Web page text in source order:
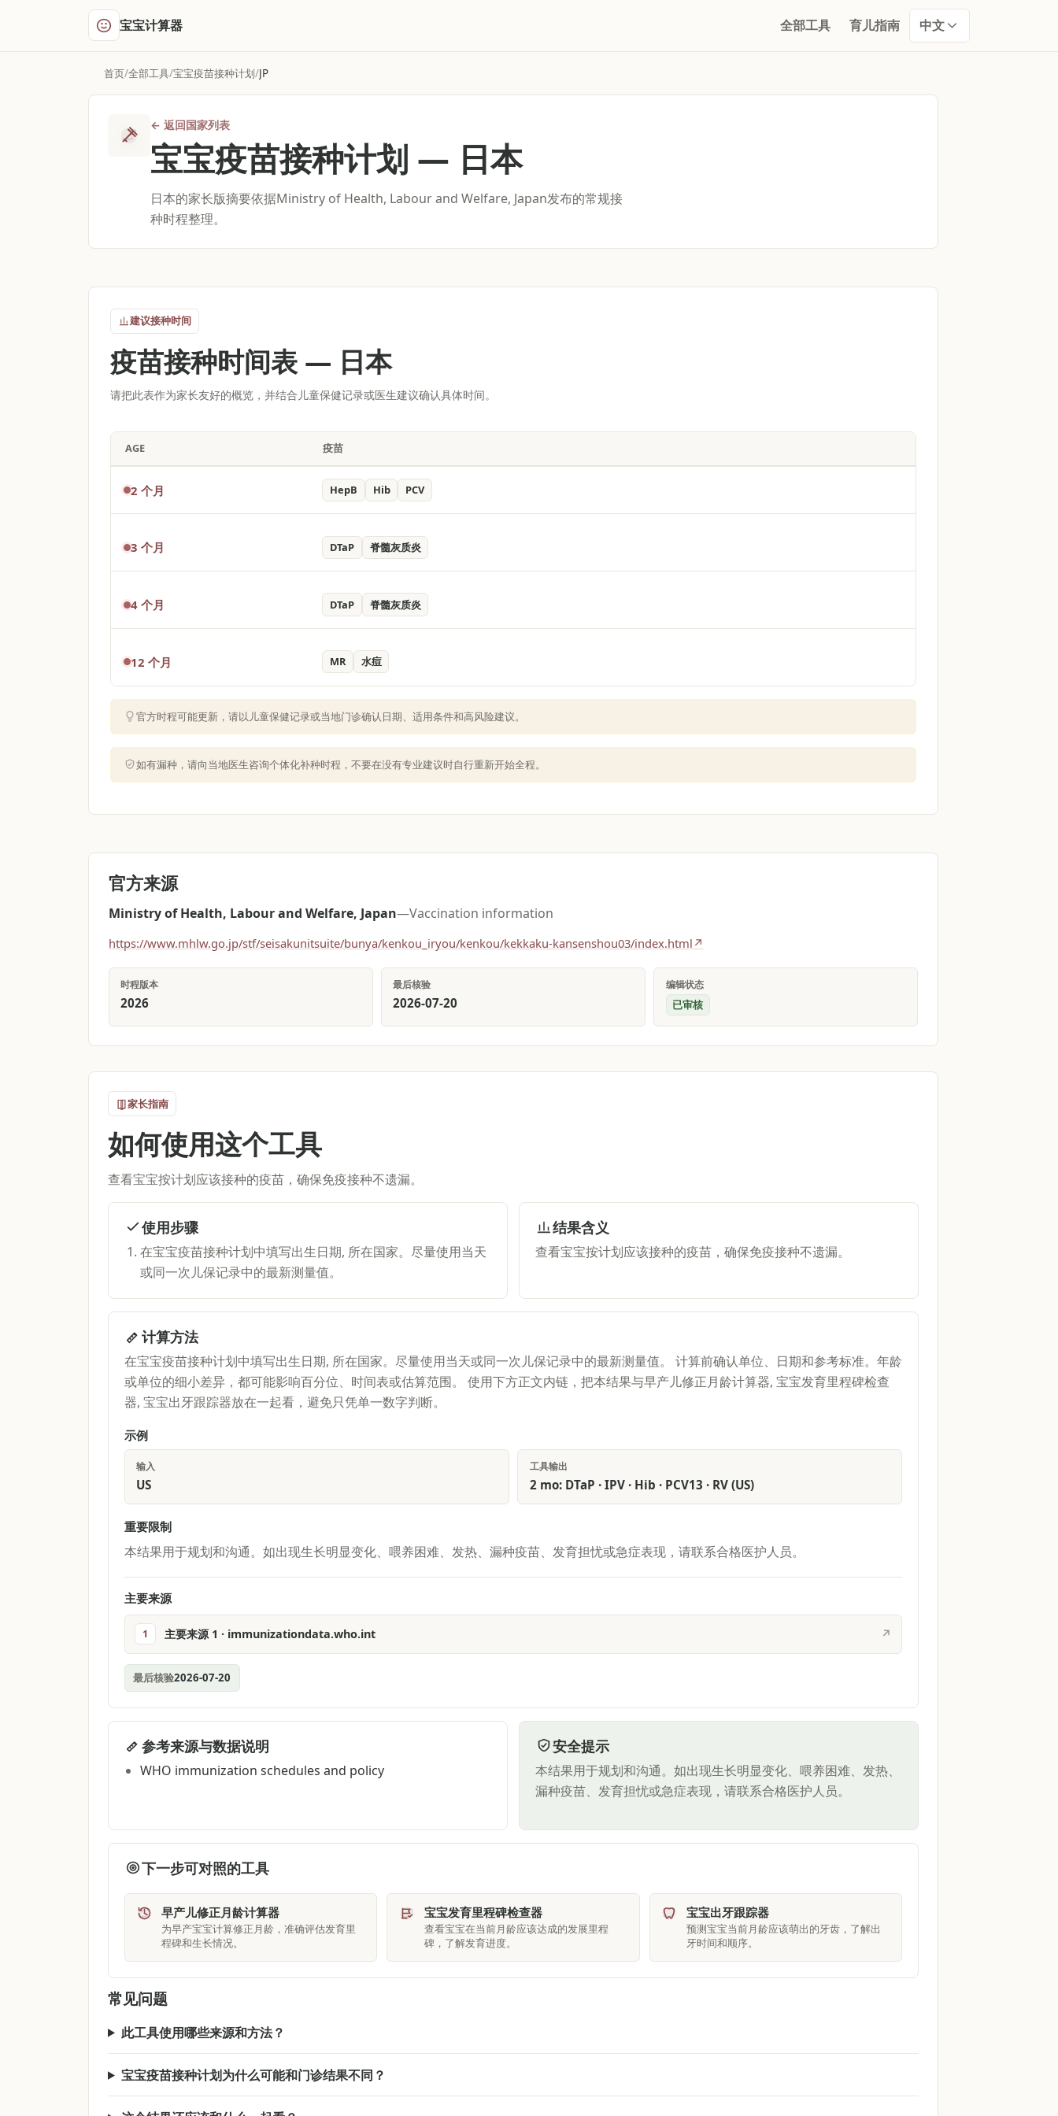
宝宝计算器 全部工具 育儿指南 中文
首页 全部工具 宝宝疫苗接种计划 JP
← 返回国家列表
宝宝疫苗接种计划 — 日本
日本的家长版摘要依据Ministry of Health, Labour and Welfare, Japan发布的常规接
种时程整理。
建议接种时间
疫苗接种时间表 — 日本
请把此表作为家长友好的概览，并结合儿童保健记录或医生建议确认具体时间。
AGE 疫苗
2 个月 HepB Hib PCV
3 个月 DTaP 脊髓灰质炎
4 个月 DTaP 脊髓灰质炎
12 个月 MR 水痘
官方时程可能更新，请以儿童保健记录或当地门诊确认日期、适用条件和高风险建议。
如有漏种，请向当地医生咨询个体化补种时程，不要在没有专业建议时自行重新开始全程。
官方来源
Ministry of Health, Labour and Welfare, Japan—Vaccination information
https://www.mhlw.go.jp/stf/seisakunitsuite/bunya/kenkou_iryou/kenkou/kekkaku-kansenshou03/index.html ↗
时程版本
2026
最后核验
2026-07-20
编辑状态
已审核
家长指南
如何使用这个工具
查看宝宝按计划应该接种的疫苗，确保免疫接种不遗漏。
使用步骤
在宝宝疫苗接种计划中填写出生日期, 所在国家。尽量使用当天
或同一次儿保记录中的最新测量值。
结果含义
查看宝宝按计划应该接种的疫苗，确保免疫接种不遗漏。
计算方法
在宝宝疫苗接种计划中填写出生日期, 所在国家。尽量使用当天或同一次儿保记录中的最新测量值。 计算前确认单位、日期和参考标准。年龄
或单位的细小差异，都可能影响百分位、时间表或估算范围。 使用下方正文内链，把本结果与早产儿修正月龄计算器, 宝宝发育里程碑检查
器, 宝宝出牙跟踪器放在一起看，避免只凭单一数字判断。
示例
输入
US
工具输出
2 mo: DTaP · IPV · Hib · PCV13 · RV (US)
重要限制
本结果用于规划和沟通。如出现生长明显变化、喂养困难、发热、漏种疫苗、发育担忧或急症表现，请联系合格医护人员。
主要来源
1 主要来源 1 · immunizationdata.who.int ↗
最后核验2026-07-20
参考来源与数据说明
WHO immunization schedules and policy
安全提示
本结果用于规划和沟通。如出现生长明显变化、喂养困难、发热、
漏种疫苗、发育担忧或急症表现，请联系合格医护人员。
下一步可对照的工具
早产儿修正月龄计算器
为早产宝宝计算修正月龄，准确评估发育里
程碑和生长情况。
宝宝发育里程碑检查器
查看宝宝在当前月龄应该达成的发展里程
碑，了解发育进度。
宝宝出牙跟踪器
预测宝宝当前月龄应该萌出的牙齿，了解出
牙时间和顺序。
常见问题
此工具使用哪些来源和方法？
宝宝疫苗接种计划为什么可能和门诊结果不同？